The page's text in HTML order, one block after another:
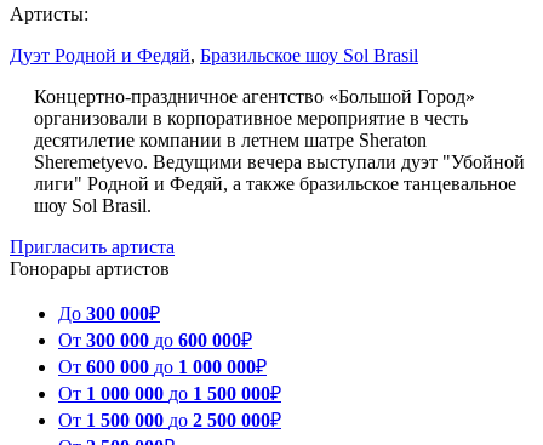
Артисты:
Дуэт Родной и Федяй, Бразильское шоу Sol Brasil
Концертно-праздничное агентство «Большой Город»
организовали в корпоративное мероприятие в честь
десятилетие компании в летнем шатре Sheraton
Sheremetyevo. Ведущими вечера выступали дуэт "Убойной
лиги" Родной и Федяй, а также бразильское танцевальное
шоу Sol Brasil.
Пригласить артиста
Гонорары артистов
До 300 000₽
От 300 000 до 600 000₽
От 600 000 до 1 000 000₽
От 1 000 000 до 1 500 000₽
От 1 500 000 до 2 500 000₽